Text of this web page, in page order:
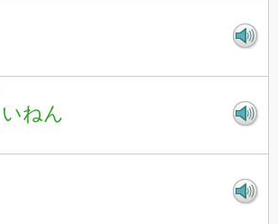
ねん